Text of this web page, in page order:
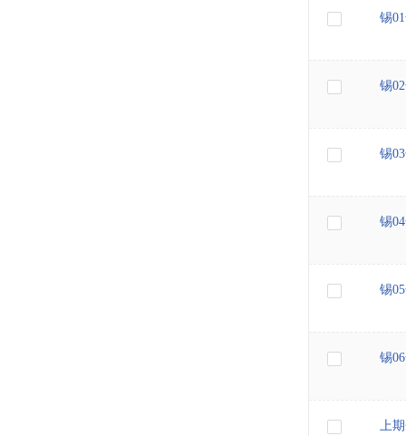
锡
锡
锡
锡
锡
锡
上